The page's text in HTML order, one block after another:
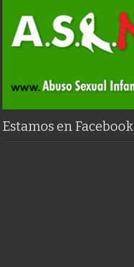
Estamos en Facebook